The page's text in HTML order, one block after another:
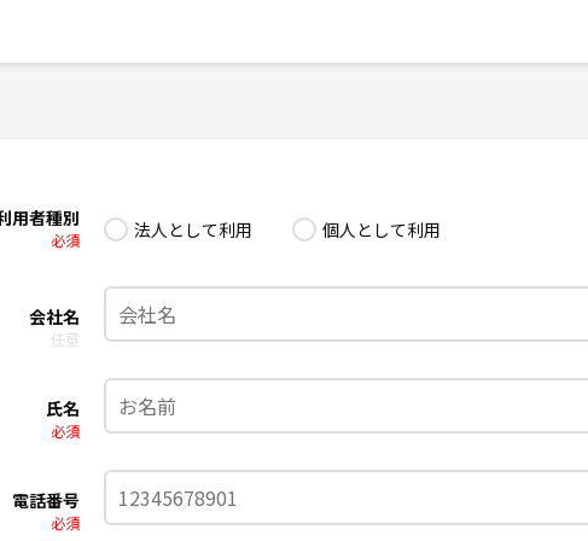
用者種別
必須 法人として利用 個人として利用
会社名
任意
氏名
必須
電話番号
必須